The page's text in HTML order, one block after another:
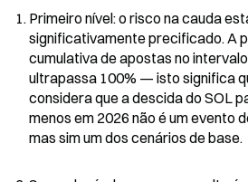
Primeiro nível: o risco na cauda
significativamente precificado. A
cumulativa de apostas no
ultrapassa 100% — isto significa
considera que a descida do SOL
menos em 2026 não é um evento
mas sim um dos cenários de base.